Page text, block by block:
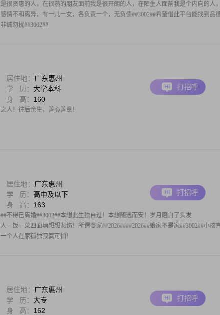
很贤惠的人，在很熟的朋友面前我是很开朗的人，在陌生人面前我是个内向的人
情不和离异，有一儿一女，各负责一个，无负债##3002##希望借此平台能找到品
诚勿扰##3002##
居住地： 广东惠州
学 历： 大学本科
身 高： 160
人！往后余生，善心善意！
打招呼
居住地： 广东惠州
学 历： 高中及以下
身 高： 163
不得已离婚##3002##本想此生独自过！本想随遇而安！岁月磨白了头发
一饭一菜四面墙想想悲伤！所谓婆家##2026####2026##娘家不是家##3002##小孩
个人在家孤独寂寞可怕！
打招呼
居住地： 广东惠州
学 历： 大专
身 高： 162
打招呼